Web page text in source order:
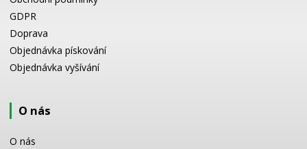
GDPR
Doprava
Objednávka pískování
Objednávka vyšívání
O nás
O nás